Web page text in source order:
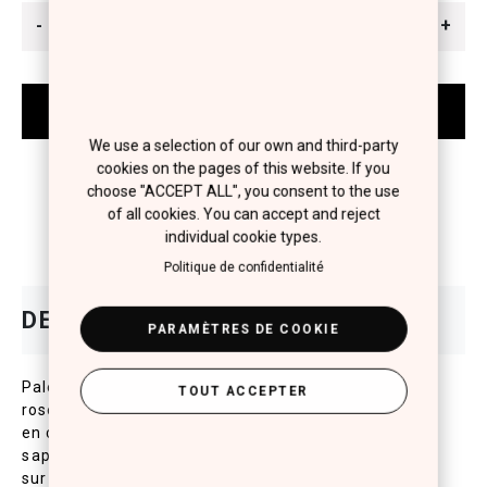
- +
Palette de Blush sur des tons clairs et fonces de
rose, pour des melanges exceptionnels. Poudre riche
en couleur, dune texture soyeuse et matte qui
sapplique facilement et donne une finition de velour
sur la peau
We use a selection of our own and third-party
cookies on the pages of this website. If you
choose "ACCEPT ALL", you consent to the use
of all cookies. You can accept and reject
individual cookie types.
Politique de confidentialité
PARAMÈTRES DE COOKIE
TOUT ACCEPTER